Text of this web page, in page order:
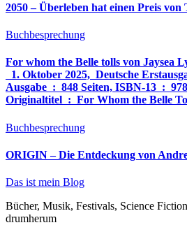
2050 – Überleben hat einen Preis von
Buchbesprechung
For whom the Belle tolls von Jaysea
1. Oktober 2025, ‎ Deutsche
Ausgabe ‏ : ‎ 848 Seiten, ISBN-13 ‏ : ‎ 978-3764533694,
Originaltitel ‏ : ‎ For Whom the
Buchbesprechung
ORIGIN – Die Entdeckung von
Das ist mein Blog
Bücher, Musik, Festivals, Science
drumherum